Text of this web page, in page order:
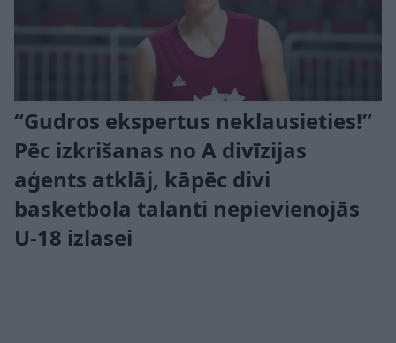
“Gudros ekspertus neklausieties!”
Pēc izkrišanas no A divīzijas
aģents atklāj, kāpēc divi
basketbola talanti nepievienojās
U-18 izlasei